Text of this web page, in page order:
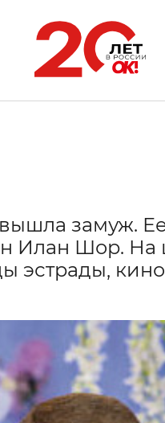
замуж.
Илан Шор. На
эстрады,